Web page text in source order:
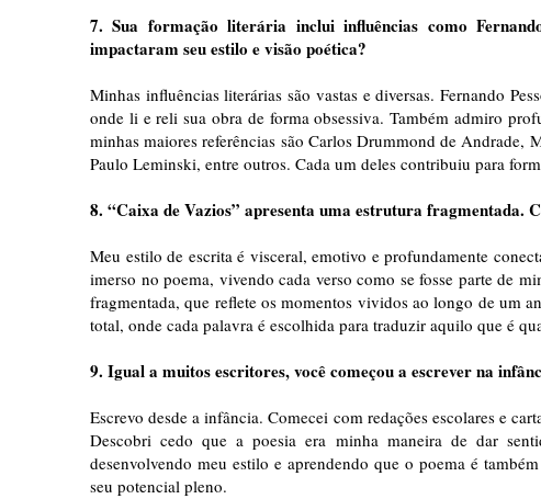
7. Sua formação literária inclui influências como
impactaram seu estilo e visão poética?
Minhas influências literárias são vastas e diversas. Fernando
onde li e reli sua obra de forma obsessiva. Também admiro
minhas maiores referências são Carlos Drummond de
Paulo Leminski, entre outros. Cada um deles contribuiu para
8. “Caixa de Vazios” apresenta uma estrutura fragmentada.
Meu estilo de escrita é visceral, emotivo e profundamente
imerso no poema, vivendo cada verso como se fosse parte de
fragmentada, que reflete os momentos vividos ao longo de um
total, onde cada palavra é escolhida para traduzir aquilo que é
9. Igual a muitos escritores, você começou a escrever na
Escrevo desde a infância. Comecei com redações escolares e
Descobri cedo que a poesia era minha maneira de dar
desenvolvendo meu estilo e aprendendo que o poema é
seu potencial pleno.